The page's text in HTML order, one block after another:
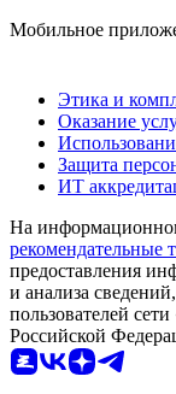
Мобильное
Этика и
Оказание
Защита
ИТ
На
рекомендательные
предоставления
и анализа
пользователей
Российской